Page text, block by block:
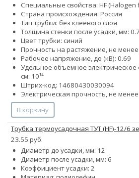
Специальные свойства: HF (Halogen
Страна происхождения: Россия
Тип трубки: без клеевого слоя
Толщина стенки после усадки, мм: 0.7
Цвет трубки: синий
Прочность на растяжение, не
Рабочее напряжение, до (кВ): 0.69
Удельное объемное
см: 10¹⁴
Штрих-код: 14680430030094
Электрическая прочность, не
В корзину
Трубка термоусадочная ТУТ (HF)-12/6
23.55 руб.
Диаметр до усадки, мм: 12
Диаметр после усадки, мм: 6
Коэффициент усадки: 2